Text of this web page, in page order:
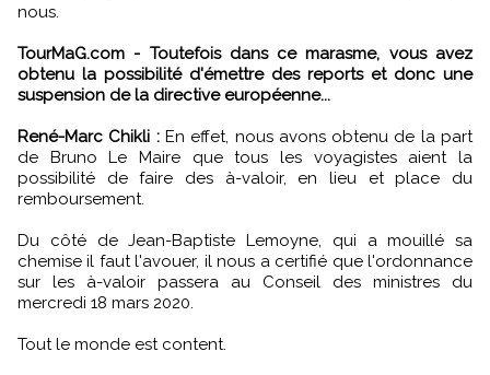
nous.
TourMaG.com - Toutefois dans ce marasme, vous avez
obtenu la possibilité d'émettre des reports et donc une
suspension de la directive européenne...
René-Marc Chikli :En effet, nous avons obtenu de la part
de Bruno Le Maire que tous les voyagistes aient la
possibilité de faire des à-valoir, en lieu et place du
remboursement.
Du côté de Jean-Baptiste Lemoyne, qui a mouillé sa
chemise il faut l'avouer, il nous a certifié que l'ordonnance
sur les à-valoir passera au Conseil des ministres du
mercredi 18 mars 2020.
Tout le monde est content.